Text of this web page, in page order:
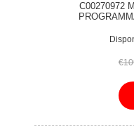
C00270972